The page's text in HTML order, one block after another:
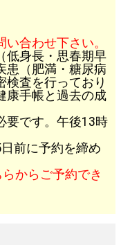
合わせ下さい。
低身長・思春期早
患（肥満・糖尿病
検査を行っており
康手帳と過去の成
要です。午後13時
前に予約を締め
からご予約でき